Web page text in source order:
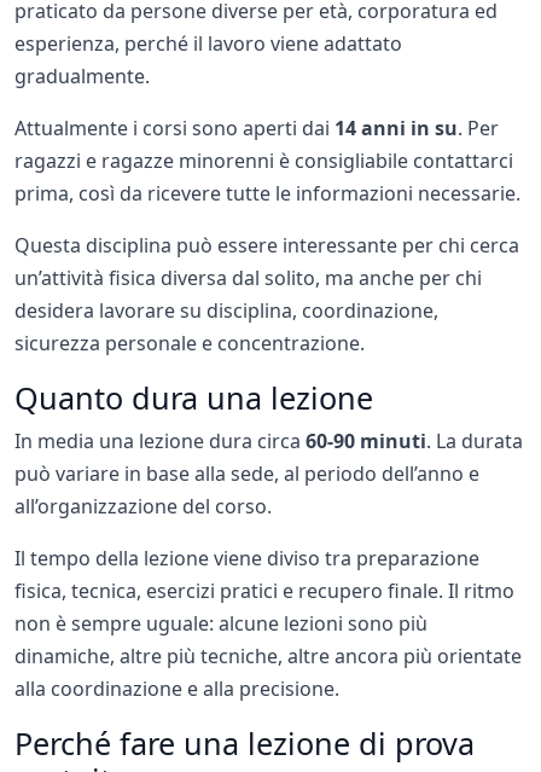
praticato da persone diverse per età, corporatura ed
esperienza, perché il lavoro viene adattato
gradualmente.
Attualmente i corsi sono aperti dai 14 anni in su. Per
ragazzi e ragazze minorenni è consigliabile contattarci
prima, così da ricevere tutte le informazioni necessarie.
Questa disciplina può essere interessante per chi cerca
un’attività fisica diversa dal solito, ma anche per chi
desidera lavorare su disciplina, coordinazione,
sicurezza personale e concentrazione.
Quanto dura una lezione
In media una lezione dura circa 60-90 minuti. La durata
può variare in base alla sede, al periodo dell’anno e
all’organizzazione del corso.
Il tempo della lezione viene diviso tra preparazione
fisica, tecnica, esercizi pratici e recupero finale. Il ritmo
non è sempre uguale: alcune lezioni sono più
dinamiche, altre più tecniche, altre ancora più orientate
alla coordinazione e alla precisione.
Perché fare una lezione di prova